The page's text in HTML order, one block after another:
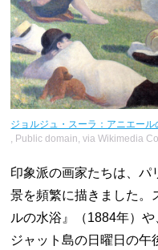
ジョルジュ・スーラ：アニエール
, Public domain, via Wikimedia
印象派の画家たちは、パ
景を頻繁に描きました。
ルの水浴』（1884年）
ジャット島の日曜日の午